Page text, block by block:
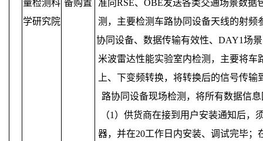
量检测科
学研究院
备购置
准向RSE、OBE发送各类交通场景数据
测，主要检测车路协同设备天线的射频
协同设备、数据传输有效性、DAY1场
米波雷达性能实验室内检测，主要将车
上、下变频转换，将转换后的信号传
路协同设备现场检测，将所有数据信
（1）供货商在接到用户安装通知后，
器，并在20工作日内安装、调试完毕；